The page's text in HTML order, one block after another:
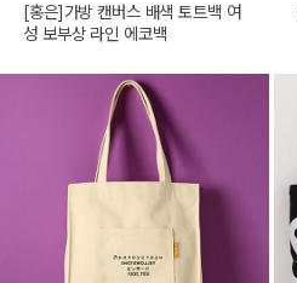
[홍은]가방 캔버스 배색 토트백 여
성 보부상 라인 에코백